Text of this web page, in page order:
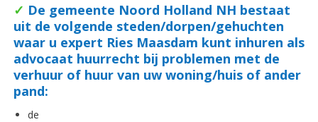
✓ De gemeente Noord Holland NH bestaat
uit de volgende steden/dorpen/gehuchten
waar u expert Ries Maasdam kunt inhuren als
advocaat huurrecht bij problemen met de
verhuur of huur van uw woning/huis of ander
pand:
de